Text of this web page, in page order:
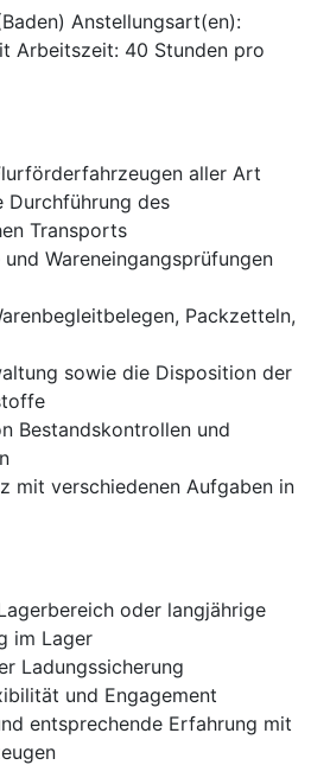
Anstellungsart(en):
Arbeitszeit: 40 Stunden pro
aller Art
Durchführung des
Transports
und Wareneingangsprüfungen
Packzetteln,
sowie die Disposition der
Bestandskontrollen und
mit verschiedenen Aufgaben in
oder langjährige
im Lager
Ladungssicherung
und Engagement
entsprechende Erfahrung mit